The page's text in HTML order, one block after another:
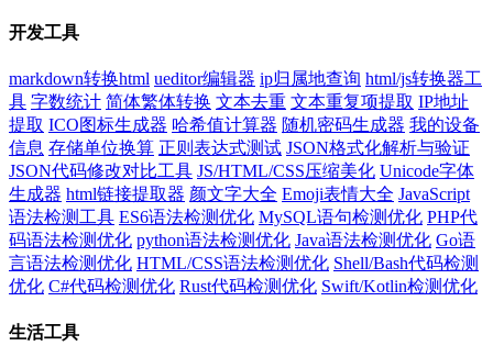
开发工具
markdown转换html ueditor编辑器 ip归属地查询 html/js转换器工
具 字数统计 简体繁体转换 文本去重 文本重复项提取 IP地址
提取 ICO图标生成器 哈希值计算器 随机密码生成器 我的设备
信息 存储单位换算 正则表达式测试 JSON格式化解析与验证
JSON代码修改对比工具 JS/HTML/CSS压缩美化 Unicode字体
生成器 html链接提取器 颜文字大全 Emoji表情大全 JavaScript
语法检测工具 ES6语法检测优化 MySQL语句检测优化 PHP代
码语法检测优化 python语法检测优化 Java语法检测优化 Go语
言语法检测优化 HTML/CSS语法检测优化 Shell/Bash代码检测
优化 C#代码检测优化 Rust代码检测优化 Swift/Kotlin检测优化
生活工具